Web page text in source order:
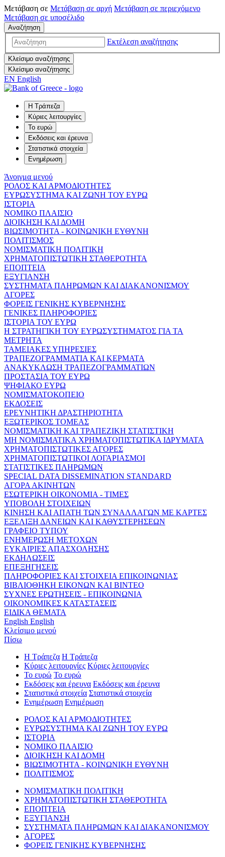
Μετάβαση σε Μετάβαση σε αρχή Μετάβαση σε περιεχόμενο
Μετάβαση σε υποσέλιδο
Αναζήτηση
Εκτέλεση αναζήτησης
Κλείσιμο αναζήτησης
Κλείσιμο αναζήτησης
EN English
Η Τράπεζα
Κύριες λειτουργίες
Το ευρώ
Εκδόσεις και έρευνα
Στατιστικά στοιχεία
Ενημέρωση
Άνοιγμα μενού
ΡΟΛΟΣ ΚΑΙ ΑΡΜΟΔΙΟΤΗΤΕΣ
ΕΥΡΩΣΥΣΤΗΜΑ ΚΑΙ ΖΩΝΗ ΤΟΥ ΕΥΡΩ
ΙΣΤΟΡΙΑ
ΝΟΜΙΚΟ ΠΛΑΙΣΙΟ
ΔΙΟΙΚΗΣΗ ΚΑΙ ΔΟΜΗ
ΒΙΩΣΙΜΟΤΗΤΑ - ΚΟΙΝΩΝΙΚΗ ΕΥΘΥΝΗ
ΠΟΛΙΤΙΣΜΟΣ
ΝΟΜΙΣΜΑΤΙΚΗ ΠΟΛΙΤΙΚΗ
ΧΡΗΜΑΤΟΠΙΣΤΩΤΙΚΗ ΣΤΑΘΕΡΟΤΗΤΑ
ΕΠΟΠΤΕΙΑ
ΕΞΥΓΙΑΝΣΗ
ΣΥΣΤΗΜΑΤΑ ΠΛΗΡΩΜΩΝ ΚΑΙ ΔΙΑΚΑΝΟΝΙΣΜΟΥ
ΑΓΟΡΕΣ
ΦΟΡΕΙΣ ΓΕΝΙΚΗΣ ΚΥΒΕΡΝΗΣΗΣ
ΓΕΝΙΚΕΣ ΠΛΗΡΟΦΟΡΙΕΣ
ΙΣΤΟΡΙΑ ΤΟΥ ΕΥΡΩ
Η ΣΤΡΑΤΗΓΙΚΗ ΤΟΥ ΕΥΡΩΣΥΣΤΗΜΑΤΟΣ ΓΙΑ ΤΑ
ΜΕΤΡΗΤΑ
ΤΑΜΕΙΑΚΕΣ ΥΠΗΡΕΣΙΕΣ
ΤΡΑΠΕΖΟΓΡΑΜΜΑΤΙΑ ΚΑΙ ΚΕΡΜΑΤΑ
ΑΝΑΚΥΚΛΩΣΗ ΤΡΑΠΕΖΟΓΡΑΜΜΑΤΙΩΝ
ΠΡΟΣΤΑΣΙΑ ΤΟΥ ΕΥΡΩ
ΨΗΦΙΑΚΟ ΕΥΡΩ
ΝΟΜΙΣΜΑΤΟΚΟΠΕΙΟ
ΕΚΔΟΣΕΙΣ
ΕΡΕΥΝΗΤΙΚΗ ΔΡΑΣΤΗΡΙΟΤΗΤΑ
ΕΞΩΤΕΡΙΚΟΣ ΤΟΜΕΑΣ
ΝΟΜΙΣΜΑΤΙΚΗ ΚΑΙ ΤΡΑΠΕΖΙΚΗ ΣΤΑΤΙΣΤΙΚΗ
ΜΗ ΝΟΜΙΣΜΑΤΙΚΑ ΧΡΗΜΑΤΟΠΙΣΤΩΤΙΚΑ ΙΔΡΥΜΑΤΑ
ΧΡΗΜΑΤΟΠΙΣΤΩΤΙΚΕΣ ΑΓΟΡΕΣ
ΧΡΗΜΑΤΟΠΙΣΤΩΤΙΚΟΙ ΛΟΓΑΡΙΑΣΜΟΙ
ΣΤΑΤΙΣΤΙΚΕΣ ΠΛΗΡΩΜΩΝ
SPECIAL DATA DISSEMINATION STANDARD
ΑΓΟΡΑ ΑΚΙΝΗΤΩΝ
ΕΣΩΤΕΡΙΚΗ ΟΙΚΟΝΟΜΙΑ - ΤΙΜΕΣ
ΥΠΟΒΟΛΗ ΣΤΟΙΧΕΙΩΝ
ΚΙΝΗΣΗ ΚΑΙ ΑΠΑΤΗ ΤΩΝ ΣΥΝΑΛΛΑΓΩΝ ΜΕ ΚΑΡΤΕΣ
ΕΞΕΛΙΞΗ ΔΑΝΕΙΩΝ ΚΑΙ ΚΑΘΥΣΤΕΡΗΣΕΩΝ
ΓΡΑΦΕΙΟ ΤΥΠΟΥ
ΕΝΗΜΕΡΩΣΗ ΜΕΤΟΧΩΝ
ΕΥΚΑΙΡΙΕΣ ΑΠΑΣΧΟΛΗΣΗΣ
ΕΚΔΗΛΩΣΕΙΣ
ΕΠΕΞΗΓΗΣΕΙΣ
ΠΛΗΡΟΦΟΡΙΕΣ ΚΑΙ ΣΤΟΙΧΕΙΑ ΕΠΙΚΟΙΝΩΝΙΑΣ
ΒΙΒΛΙΟΘΗΚΗ ΕΙΚΟΝΩΝ ΚΑΙ ΒΙΝΤΕΟ
ΣΥΧΝΕΣ ΕΡΩΤΗΣΕΙΣ - ΕΠΙΚΟΙΝΩΝΙΑ
ΟΙΚΟΝΟΜΙΚΕΣ ΚΑΤΑΣΤΑΣΕΙΣ
ΕΙΔΙΚΑ ΘΕΜΑΤΑ
English English
Κλείσιμο μενού
Πίσω
Η Τράπεζα Η Τράπεζα
Κύριες λειτουργίες Κύριες λειτουργίες
Το ευρώ Το ευρώ
Εκδόσεις και έρευνα Εκδόσεις και έρευνα
Στατιστικά στοιχεία Στατιστικά στοιχεία
Ενημέρωση Ενημέρωση
ΡΟΛΟΣ ΚΑΙ ΑΡΜΟΔΙΟΤΗΤΕΣ
ΕΥΡΩΣΥΣΤΗΜΑ ΚΑΙ ΖΩΝΗ ΤΟΥ ΕΥΡΩ
ΙΣΤΟΡΙΑ
ΝΟΜΙΚΟ ΠΛΑΙΣΙΟ
ΔΙΟΙΚΗΣΗ ΚΑΙ ΔΟΜΗ
ΒΙΩΣΙΜΟΤΗΤΑ - ΚΟΙΝΩΝΙΚΗ ΕΥΘΥΝΗ
ΠΟΛΙΤΙΣΜΟΣ
ΝΟΜΙΣΜΑΤΙΚΗ ΠΟΛΙΤΙΚΗ
ΧΡΗΜΑΤΟΠΙΣΤΩΤΙΚΗ ΣΤΑΘΕΡΟΤΗΤΑ
ΕΠΟΠΤΕΙΑ
ΕΞΥΓΙΑΝΣΗ
ΣΥΣΤΗΜΑΤΑ ΠΛΗΡΩΜΩΝ ΚΑΙ ΔΙΑΚΑΝΟΝΙΣΜΟΥ
ΑΓΟΡΕΣ
ΦΟΡΕΙΣ ΓΕΝΙΚΗΣ ΚΥΒΕΡΝΗΣΗΣ